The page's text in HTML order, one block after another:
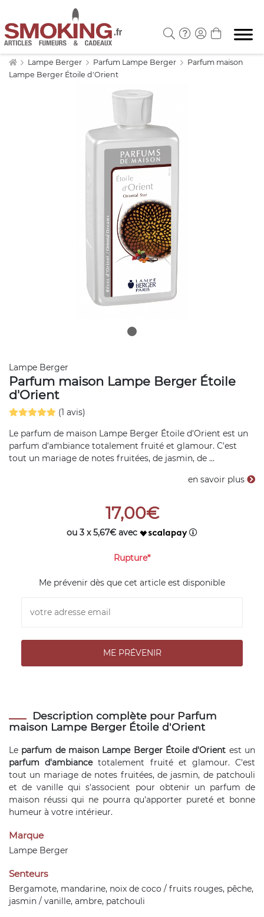
Lampe Berger Parfum Lampe Berger
Parfum maison
Lampe Berger Étoile d'Orient
Lampe Berger
Parfum maison Lampe Berger Étoile
d'Orient
(1 avis)
Le parfum de maison Lampe Berger Étoile d'Orient est un
parfum d'ambiance totalement fruité et glamour. C'est
tout un mariage de notes fruitées, de jasmin, de ...
en savoir plus
17,00€
ou 3 x 5,67€ avec
Rupture*
Me prévenir dès que cet article est disponible
Description complète pour Parfum
maison Lampe Berger Étoile d'Orient
Le parfum de maison Lampe Berger Étoile d'Orient est un
parfum d'ambiancetotalement fruité et glamour. C'est
tout un mariage de notes fruitées, de jasmin, de patchouli
et de vanille qui s'associent pour obtenir un parfum de
maison réussi qui ne pourra qu'apporter pureté et bonne
humeur à votre intérieur.
Marque
Lampe Berger
Senteurs
Bergamote, mandarine, noix de coco / fruits rouges, pêche,
jasmin / vanille, ambre, patchouli